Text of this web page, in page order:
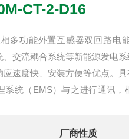
CT-2-D16
多功能外置互感器双回路电
交流耦合系统等新能源发电
速度快、安装方便等优点。
系统（EMS）与之进行通讯，
厂商性质